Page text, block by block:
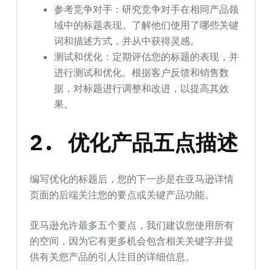
参考竞争对手：研究竞争对手在相同产品领
域中的标题表现。了解他们使用了哪些关键
词和描述方式，并从中获得灵感。
测试和优化：定期评估您的标题的表现，并
进行测试和优化。根据客户反馈和销售数
据，对标题进行调整和改进，以提高其效
果。
2. 优化产品五点描述
编写优化的标题后，您的下一步是在亚马逊详情
页面的后端关注您的要点或关键产品功能。
亚马逊允许最多五个要点，我们建议您使用所有
的空间，因为它有更多机会包含相关关键字并提
供有关您产品的引人注目的详细信息。